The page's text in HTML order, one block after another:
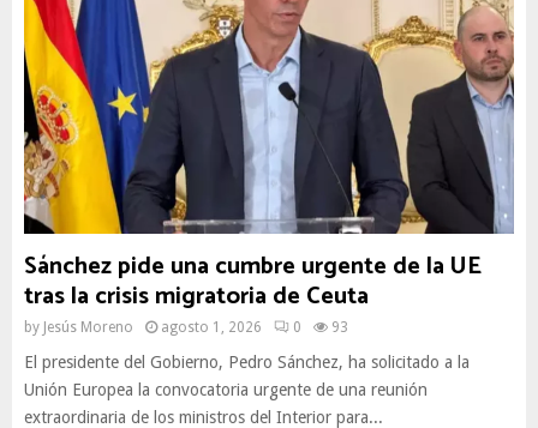
Sánchez pide una cumbre urgente de la UE
tras la crisis migratoria de Ceuta
by Jesús Moreno agosto 1, 2026 0 93
El presidente del Gobierno, Pedro Sánchez, ha solicitado a la
Unión Europea la convocatoria urgente de una reunión
extraordinaria de los ministros del Interior para...